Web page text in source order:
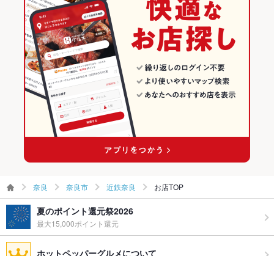
食べ放題 なし ：食べ放題はございません
カクテル充実、ワイン充実
お子様連れ お子様連れOK ：お子様用の食器のご用意ございます！
ウェディン
グパーティ
歓迎、ご相談くださいませ！
お祝い・サ
可
奈良市 × イタリアン・フレンチ
奈良市 × イタリアン
近鉄奈良駅 × イタリアン・フレンチ
近鉄奈良駅 × イタリアン
奈良 × 洋・和洋・各国料理・その他
奈良 × イタリアン・フレンチ
奈良 × イタリアン
近鉄奈良のグルメランキング
近鉄奈良の居酒屋ランキング
奈良 奈良市 近鉄奈良 お店TOP
夏のポイント還元祭2026
最大15,000ポイント還元
ホットペッパーグルメについて